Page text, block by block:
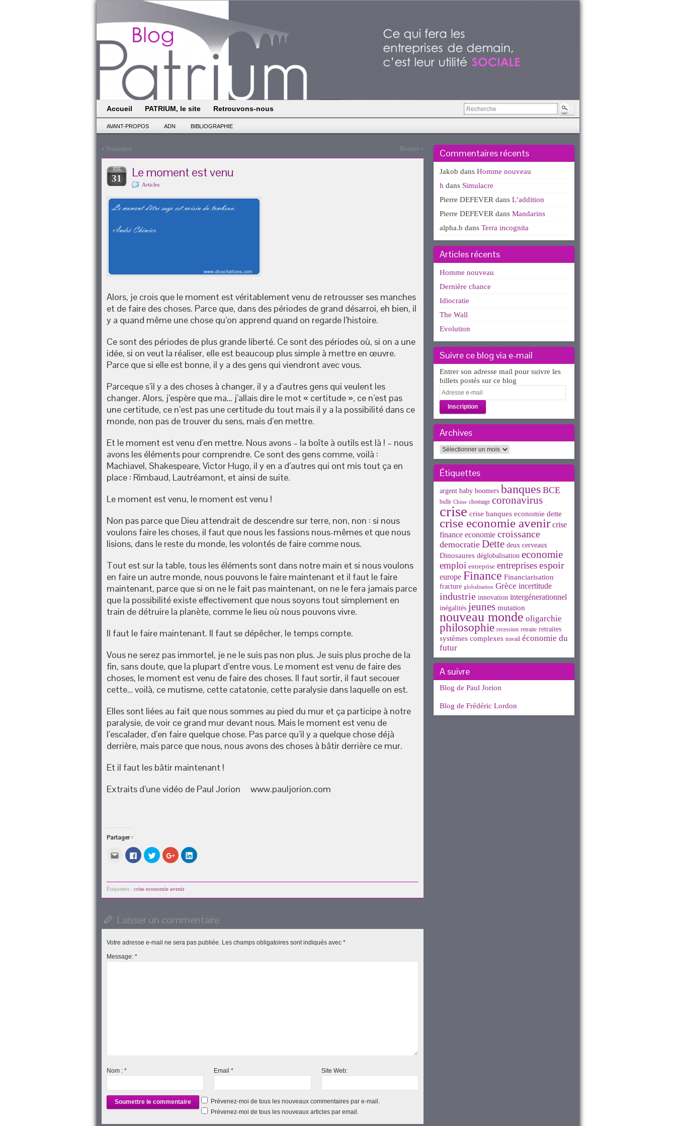
Accueil PATRIUM, le site Retrouvons-nous
AVANT-PROPOS ADN BIBLIOGRAPHIE
« Traduction Risques »
JUIL
31 Le moment est venu
Articles
Alors, je crois que le moment est véritablement venu de retrousser ses manches
et de faire des choses. Parce que, dans des périodes de grand désarroi, eh bien, il
y a quand même une chose qu’on apprend quand on regarde l’histoire.
Ce sont des périodes de plus grande liberté. Ce sont des périodes où, si on a une
idée, si on veut la réaliser, elle est beaucoup plus simple à mettre en œuvre.
Parce que si elle est bonne, il y a des gens qui viendront avec vous.
Parceque s’il y a des choses à changer, il y a d’autres gens qui veulent les
changer. Alors, j’espère que ma… j’allais dire le mot « certitude », ce n’est pas
une certitude, ce n’est pas une certitude du tout mais il y a la possibilité dans ce
monde, non pas de trouver du sens, mais d’en mettre.
Et le moment est venu d’en mettre. Nous avons – la boîte à outils est là ! – nous
avons les éléments pour comprendre. Ce sont des gens comme, voilà :
Machiavel, Shakespeare, Victor Hugo, il y en a d’autres qui ont mis tout ça en
place : Rimbaud, Lautréamont, et ainsi de suite.
Le moment est venu, le moment est venu !
Non pas parce que Dieu attendrait de descendre sur terre, non, non : si nous
voulons faire les choses, il faut que nous les fassions nous-mêmes et que nous
lisions, dans le reste du monde, les volontés de faire comme nous.
Tout est sur la table, tous les éléments sont dans notre main et si nous voulons
en faire un autre monde, nous pouvons le faire maintenant et il faut le faire
maintenant, parce que si on ne le fait pas maintenant, on ne le fera jamais parce
que la possibilité existe effectivement que nous soyons tout simplement en
train de détruire la planète, comme le lieu où nous pouvons vivre.
Il faut le faire maintenant. Il faut se dépêcher, le temps compte.
Vous ne serez pas immortel, je ne le suis pas non plus. Je suis plus proche de la
fin, sans doute, que la plupart d’entre vous. Le moment est venu de faire des
choses, le moment est venu de faire des choses. Il faut sortir, il faut secouer
cette… voilà, ce mutisme, cette catatonie, cette paralysie dans laquelle on est.
Elles sont liées au fait que nous sommes au pied du mur et ça participe à notre
paralysie, de voir ce grand mur devant nous. Mais le moment est venu de
l’escalader, d’en faire quelque chose. Pas parce qu’il y a quelque chose déjà
derrière, mais parce que nous, nous avons des choses à bâtir derrière ce mur.
Et il faut les bâtir maintenant !
Extraits d’une vidéo de Paul Jorion www.pauljorion.com
Partager :
Cliquez
pour
envoyer
mail
à
nouvelle
fenêtre)
Cliquez
pour
partager
dans
une
Cliquez
pour
partager
dans
une
Cliquez
pour
partager
(ouvre
dans
Cliquez
pour
dans
Étiquettes : crise economie avenir
Laisser un commentaire
Votre adresse e-mail ne sera pas publiée. Les champs obligatoires sont indiqués avec *
Message: *
Nom : * Email* Site Web:
Prévenez-moi de tous les nouveaux commentaires par e-mail.
Prévenez-moi de tous les nouveaux articles par email.
Commentaires récents
Jakob dans Homme nouveau
h dans Simulacre
Pierre DEFEVER dans L’addition
Pierre DEFEVER dans Mandarins
alpha.b dans Terra incognita
Articles récents
Homme nouveau
Dernière chance
Idiocratie
The Wall
Evolution
Suivre ce blog via e-mail
Entrer son adresse mail pour suivre les
billets postés sur ce blog
Adresse
e-
mail
Archives
Archives
Étiquettes
argent baby boomers banques BCE
bulle Chine chomage coronavirus
crise crise banques economie dette
crise economie avenir crise
finance economie croissance
democratie Dette deux cerveaux
Dinosaures déglobalisation economie
emploi entreprise entreprisesespoir
europe Finance Financiarisation
fracture globalisation Grèce incertitude
industrie innovation intergénerationnel
inégalités jeunes mutation
nouveau monde oligarchie
philosophie recession retraite retraites
systèmes complexes travail économie du
futur
A suivre
Blog de Paul Jorion
Blog de Frédéric Lordon